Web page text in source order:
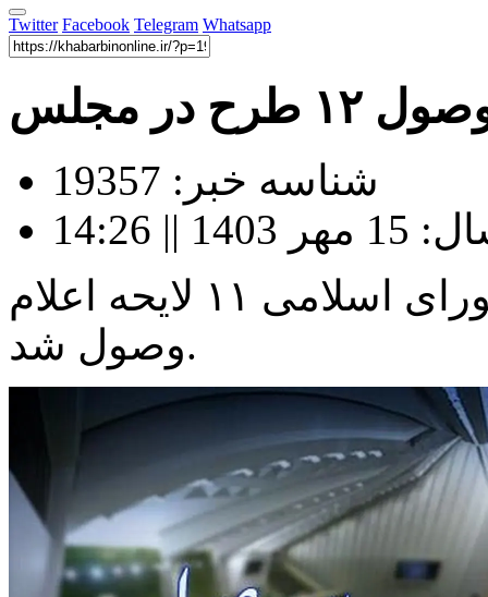
Twitter Facebook Telegram Whatsapp
در مجلس
شناسه خبر: 19357
14:26
در صحن علنی امروز مجلس شورای اسلامی ۱۱ لایحه اعلام
وصول شد.